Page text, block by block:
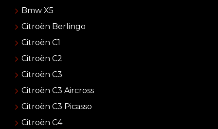
Bmw X5
Citroën Berlingo
Citroën C1
Citroën C2
Citroën C3
Citroën C3 Aircross
Citroën C3 Picasso
Citroën C4